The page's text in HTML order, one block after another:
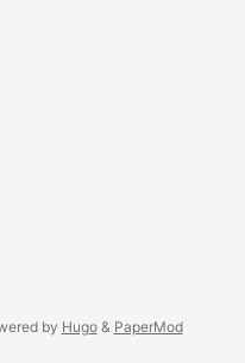
by Hugo& PaperMod